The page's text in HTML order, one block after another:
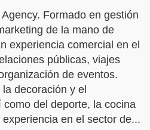
Formado en gestión
de la mano de
experiencia comercial en el
públicas, viajes
de eventos.
decoración y el
como del deporte, la cocina
en el sector de...